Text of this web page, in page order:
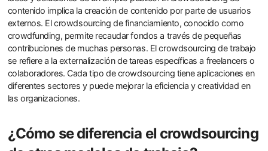
contenido implica la creación de contenido por parte de usuarios
externos. El crowdsourcing de financiamiento, conocido como
crowdfunding, permite recaudar fondos a través de pequeñas
contribuciones de muchas personas. El crowdsourcing de trabajo
se refiere a la externalización de tareas específicas a freelancers o
colaboradores. Cada tipo de crowdsourcing tiene aplicaciones en
diferentes sectores y puede mejorar la eficiencia y creatividad en
las organizaciones.
¿Cómo se diferencia el crowdsourcing